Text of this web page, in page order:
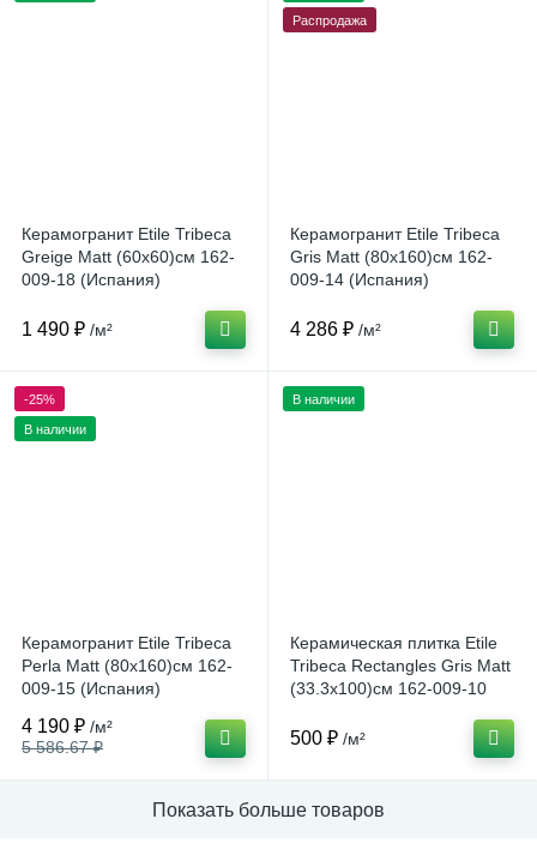
Керамогранит Etile Tribeca
Greige Matt (60x60)см 162-
009-18 (Испания)
1 490 ₽ /м²
Распродажа
Керамогранит Etile Tribeca
Gris Matt (80x160)см 162-
009-14 (Испания)
4 286 ₽ /м²
-25%
В наличии
Керамогранит Etile Tribeca
Perla Matt (80x160)см 162-
009-15 (Испания)
4 190 ₽ /м²
5 586.67 ₽
В наличии
Керамическая плитка Etile
Tribeca Rectangles Gris Matt
(33.3x100)см 162-009-10
500 ₽ /м²
Показать больше товаров